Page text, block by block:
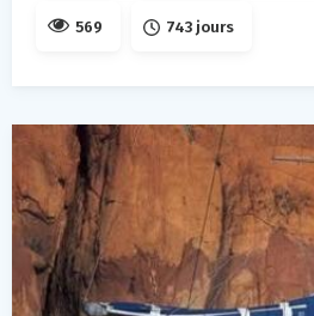
569 743 jours